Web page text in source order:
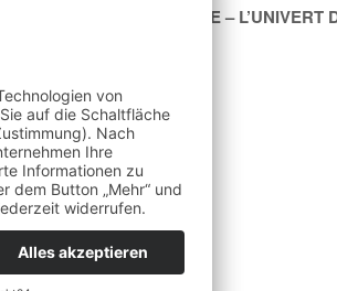
CUISINE FRANÇAISE – L’UNIVERT